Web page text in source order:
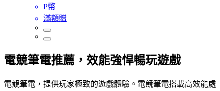
P幣
滿額贈
電競筆電推薦，效能強悍暢玩遊戲
電競筆電，提供玩家極致的遊戲體驗。電競筆電搭載高效能處